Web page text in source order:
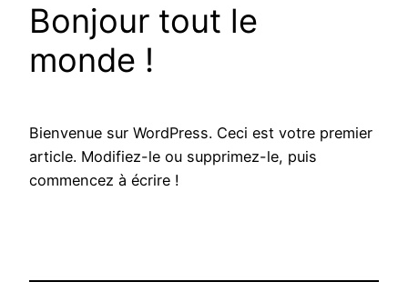
Bonjour tout le
monde !
Bienvenue sur WordPress. Ceci est votre premier
article. Modifiez-le ou supprimez-le, puis
commencez à écrire !